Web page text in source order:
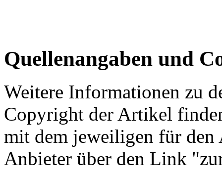
Quellenangaben und
Weitere Informationen zu
Copyright der Artikel
mit dem jeweiligen für
Anbieter über den Link